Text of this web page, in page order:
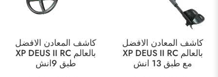
كاشف المعادن الافضل
بالعالم XP DEUS II RC
طبق 9انش
كاشف المعادن الافضل
بالعالم XP DEUS II RC
مع طبق 13 انش